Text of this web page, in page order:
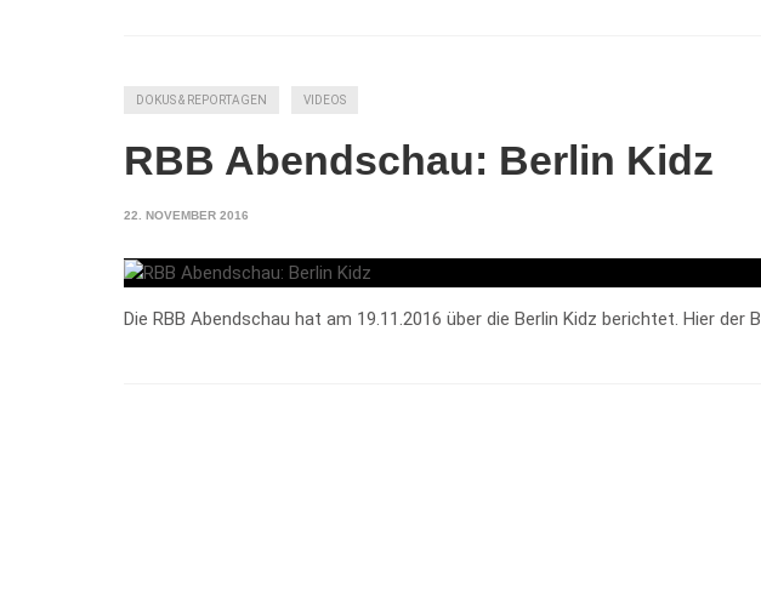
DOKUS & REPORTAGEN VIDEOS
RBB Abendschau: Berlin Kidz
22. NOVEMBER 2016
Die RBB Abendschau hat am 19.11.2016 über die Berlin Kidz berichtet. Hier der